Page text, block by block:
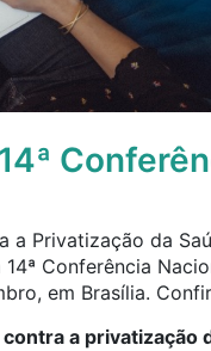
a Privatização da
Conferência
em Brasília.
a privatização